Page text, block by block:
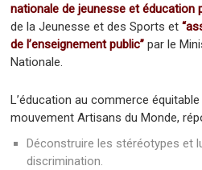
nationale de jeunesse et éducation
de la Jeunesse et des Sports et
de l’enseignement public” par le
Nationale.
L’éducation au commerce
mouvement Artisans du Monde,
Déconstruire les stéréotypes et
discrimination.